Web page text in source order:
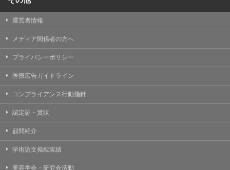
運営者情報
メディア関係者の方へ
プライバシーポリシー
医療広告ガイドライン
コンプライアンス行動指針
認定証・賞状
顧問紹介
学術論文掲載実績
美容学会・研究会活動